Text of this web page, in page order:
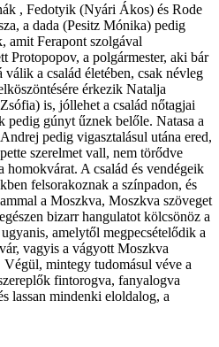
, Fedotyik (Nyári Ákos) és Rode
a dada (Pesitz Mónika) pedig
amit Ferapont szolgával
Protopopov, a polgármester, aki bár
a család életében, csak névleg
érkezik Natalja
is, jóllehet a család nőtagjai
pedig gúnyt űznek belőle. Natasa a
pedig vigasztalásul utána ered,
szerelmet vall, nem törődve
homokvárat. A család és vendégeik
felsorakoznak a színpadon, és
a Moszkva, Moszkva szöveget
bizarr hangulatot kölcsönöz a
amelytől megpecsételődik a
vagyis a vágyott Moszkva
mintegy tudomásul véve a
fintorogva, fanyalogva
lassan mindenki eloldalog, a